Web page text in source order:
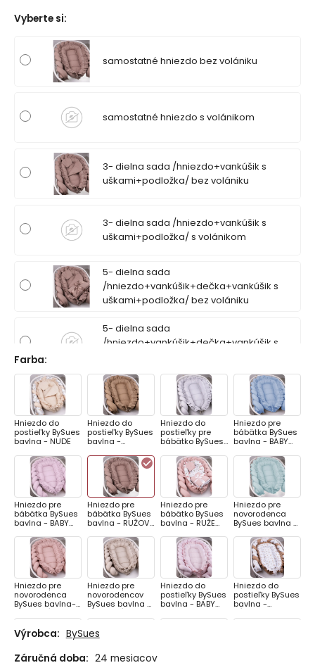
Vyberte si:
samostatné hniezdo bez volániku
samostatné hniezdo s volánikom
3- dielna sada /hniezdo+vankúšik s
uškami+podložka/ bez volániku
3- dielna sada /hniezdo+vankúšik s
uškami+podložka/ s volánikom
5- dielna sada
/hniezdo+vankúšik+dečka+vankúšik s
uškami+podložka/ bez volániku
5- dielna sada
/hniezdo+vankúšik+dečka+vankúšik s
Farba:
Hniezdo do
postieľky BySues
bavlna - NUDE
Hniezdo do
postieľky BySues
bavlna -
Hniezdo do
postieľky pre
bábätko BySues
Hniezdo pre
bábätka BySues
bavlna - BABY
Hniezdo pre
bábätka BySues
bavlna - BABY
Hniezdo pre
bábätka BySues
bavlna - RUŽOVÉ
Hniezdo pre
bábätko BySues
bavlna - RUŽE
PUDROVÉ
Hniezdo pre
novorodenca
BySues bavlna -
Hniezdo pre
novorodenca
BySues bavlna-
Hniezdo pre
novorodencov
BySues bavlna -
Hniezdo do
postieľky BySues
bavlna - BABY
Hniezdo do
postieľky BySues
bavlna -
SAHARA
Výrobca: BySues
Záručná doba: 24 mesiacov